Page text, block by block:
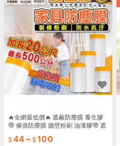
🔥全網最低價🔥 遮蔽防塵膜 養生膠
帶 傢俱防塵膜 牆壁粉刷 油漆膠帶 遮
防塵罩
44 ~ 100